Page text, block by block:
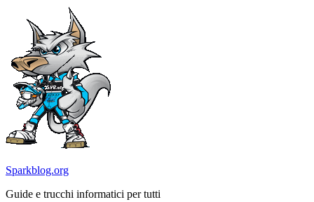
contenuto
Sparkblog.org
Guide e trucchi informatici per tutti